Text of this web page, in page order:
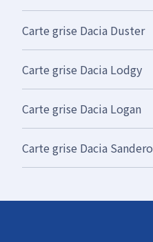
Carte grise Dacia Duster
Carte grise Dacia Lodgy
Carte grise Dacia Logan
Carte grise Dacia Sandero